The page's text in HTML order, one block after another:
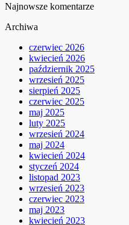
Najnowsze komentarze
Archiwa
czerwiec 2026
kwiecień 2026
październik 2025
wrzesień 2025
sierpień 2025
czerwiec 2025
maj 2025
luty 2025
wrzesień 2024
maj 2024
kwiecień 2024
styczeń 2024
listopad 2023
wrzesień 2023
czerwiec 2023
maj 2023
kwiecień 2023